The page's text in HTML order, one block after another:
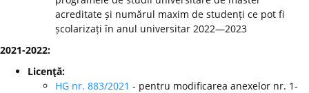
acreditate și numărul maxim de studenți ce pot fi
școlarizați în anul universitar 2022—2023
2021-2022:
Licenţă:
HG nr. 883/2021 - pentru modificarea anexelor nr. 1-